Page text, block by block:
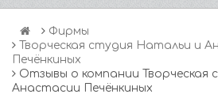
Фирмы
Творческая студия Натальи и
Печёнкиных
Отзывы о компании Творческая
Анастасии Печёнкиных